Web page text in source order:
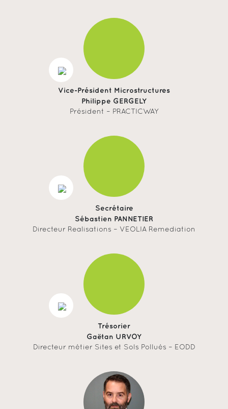
Vice-Président Microstructures
Philippe GERGELY
Président – PRACTICWAY
Secrétaire
Sébastien PANNETIER
Directeur Realisations – VEOLIA Remediation
Trésorier
Gaëtan URVOY
Directeur métier Sites et Sols Pollués – EODD